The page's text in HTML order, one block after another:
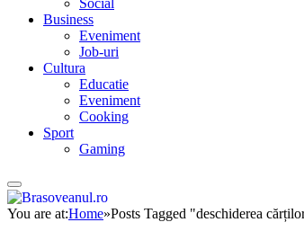
Social
Business
Eveniment
Job-uri
Cultura
Educatie
Eveniment
Cooking
Sport
Gaming
You are at:Home»Posts Tagged "deschiderea